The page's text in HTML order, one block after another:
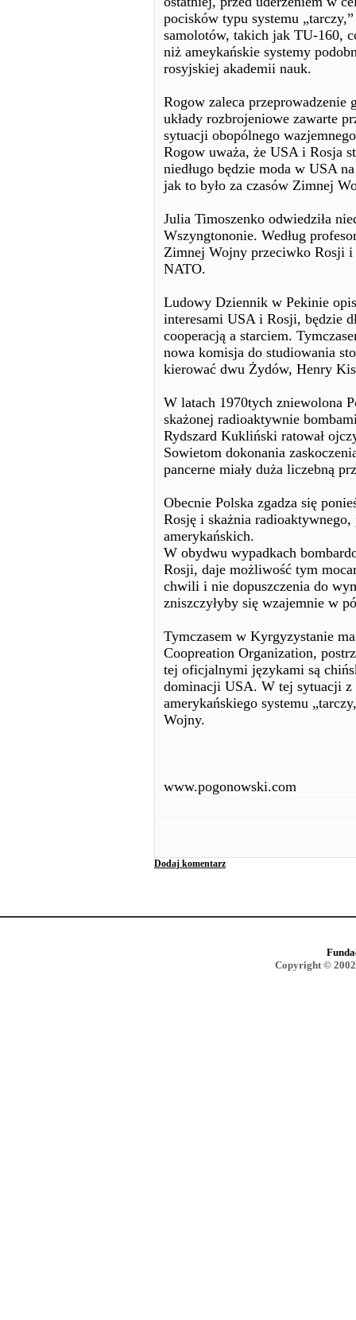
pocisków typu systemu
samolotów, takich jak TU-160,
niż ameykańskie systemy
rosyjskiej akademii nauk.
Rogow zaleca
układy rozbrojeniowe zawarte
sytuacji obopólnego
Rogow uważa, że USA i Rosja
niedługo będzie moda w USA
jak to było za czasów Zimnej
Julia Timoszenko odwiedziła
Wszyngtononie. Według
Zimnej Wojny przeciwko Rosji i
NATO.
Ludowy Dziennik w Pekinie
interesami USA i Rosji, będzie
cooperacją a starciem.
nowa komisja do studiowania
kierować dwu Żydów, Henry
W latach 1970tych zniewolona
skażonej radioaktywnie
Rydszard Kukliński ratował
Sowietom dokonania
pancerne miały duża liczebną
Obecnie Polska zgadza się
Rosję i skażnia
amerykańskich.
W obydwu wypadkach
Rosji, daje możliwość tym
chwili i nie dopuszczenia do
zniszczyłyby się wzajemnie w
Tymczasem w Kyrgyzystanie
Coopreation Organization,
tej oficjalnymi językami są
dominacji USA. W tej sytuacji z
amerykańskiego systemu
Wojny.
www.pogonowski.com
Dodaj komentarz
Copyright ©